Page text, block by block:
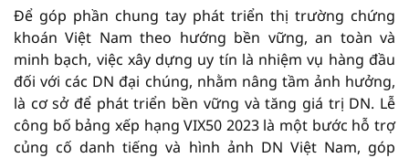
Để góp phần chung tay phát triển thị trường chứng
khoán Việt Nam theo hướng bền vững, an toàn và
minh bạch, việc xây dựng uy tín là nhiệm vụ hàng đầu
đối với các DN đại chúng, nhằm nâng tầm ảnh hưởng,
là cơ sở để phát triển bền vững và tăng giá trị DN. Lễ
công bố bảng xếp hạng VIX50 2023 là một bước hỗ trợ
củng cố danh tiếng và hình ảnh DN Việt Nam, góp